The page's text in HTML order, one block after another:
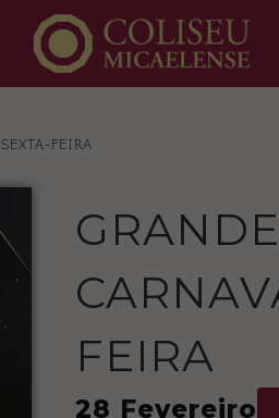
FEIRA
FEIRA
28 Fevereiro